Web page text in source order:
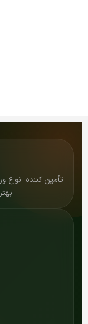
تأمین کننده